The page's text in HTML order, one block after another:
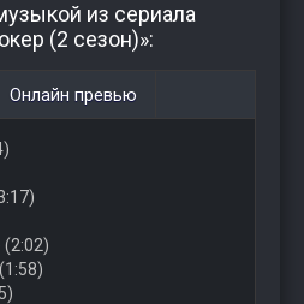
из сериала
(2 сезон)»:
Онлайн превью
(2:02)